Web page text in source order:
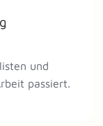
und
passiert.